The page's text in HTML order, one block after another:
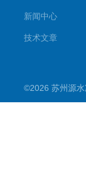
新闻中心
技术文章
©2026 苏州源